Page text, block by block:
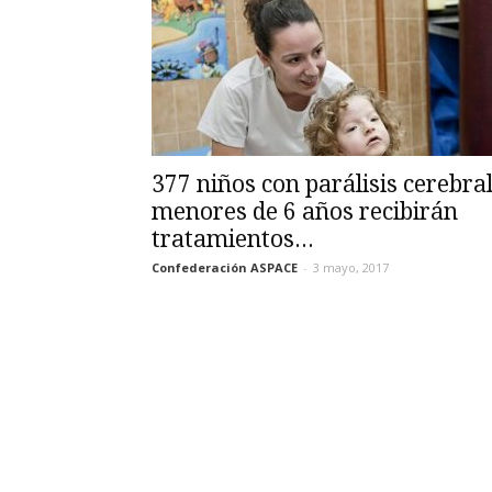
377 niños con parálisis cerebral
menores de 6 años recibirán
tratamientos...
Confederación ASPACE - 3 mayo, 2017